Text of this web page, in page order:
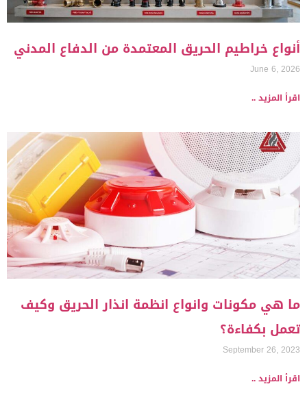
أنواع خراطيم الحريق المعتمدة من الدفاع المدني
June 6, 2026
اقرأ المزيد ..
ما هي مكونات وانواع انظمة انذار الحريق وكيف
تعمل بكفاءة؟
September 26, 2023
اقرأ المزيد ..